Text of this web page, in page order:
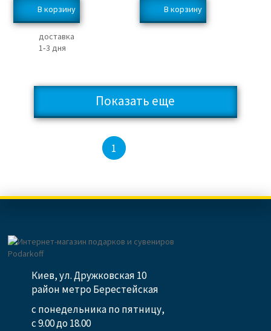
доставка
1‑3 дня
Показать еще
1
Киев, ул. Дружковская 10
район метро Берестейская
с понедельника по пятницу,
с 9.00 до 18.00